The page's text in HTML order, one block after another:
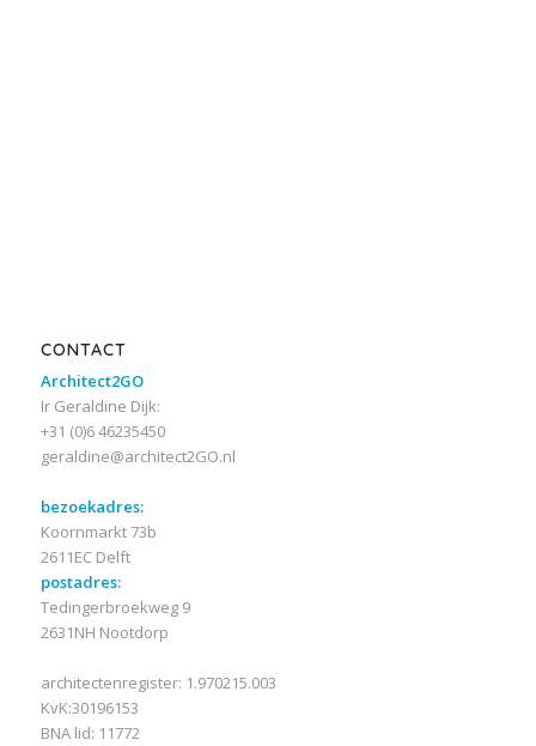
CONTACT
Architect2GO
Ir Geraldine Dijk:
+31 (0)6 46235450
geraldine@architect2GO.nl
bezoekadres:
Koornmarkt 73b
2611EC Delft
postadres:
Tedingerbroekweg 9
2631NH Nootdorp
architectenregister: 1.970215.003
KvK:30196153
BNA lid: 11772